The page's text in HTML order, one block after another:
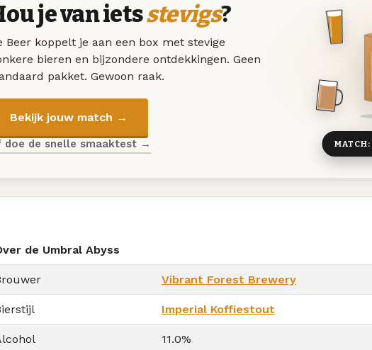
je van ietsstevigs?
Beer koppelt je aan een box met stevige
bieren en bijzondere ontdekkingen. Geen
pakket. Gewoon raak.
Bekijk jouw match →
doe de snelle smaaktest → MATCH:
de Umbral Abyss
Vibrant Forest Brewery
Imperial Koffiestout
11.0%